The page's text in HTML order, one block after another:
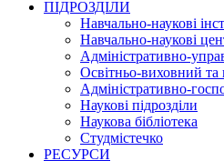
ПІДРОЗДІЛИ
Навчально-наукові
Навчально-наукові
Адміністративно-
Освітньо-виховний та
Адміністративно-
Наукові підрозділи
Наукова бібліотека
Студмістечко
РЕСУРСИ